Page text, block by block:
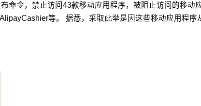
命令，禁止访问43款移动应用程序，被阻止访问的移
等。 据悉，采取此举是因这些移动应用程